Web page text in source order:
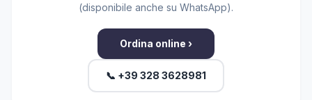
(disponibile anche su WhatsApp).
Ordina online ›
📞 +39 328 3628981